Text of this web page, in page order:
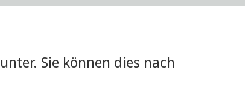
Sie können dies nach